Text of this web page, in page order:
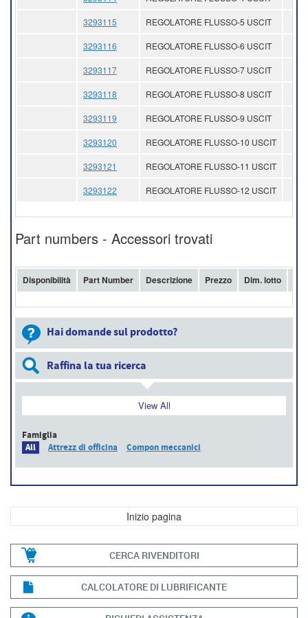
3293115 REGOLATORE FLUSSO-5 USCIT
3293116 REGOLATORE FLUSSO-6 USCIT
3293117 REGOLATORE FLUSSO-7 USCIT
3293118 REGOLATORE FLUSSO-8 USCIT
3293119 REGOLATORE FLUSSO-9 USCIT
3293120 REGOLATORE FLUSSO-10 USCIT
3293121 REGOLATORE FLUSSO-11 USCIT
3293122 REGOLATORE FLUSSO-12 USCIT
Part numbers - Accessori trovati
Disponibilità Part Number Descrizione Prezzo Dim. lotto
Hai domande sul prodotto?
Raffina la tua ricerca
View All
Famiglia
All
Attrezz di officina Compon meccanici
Inizio pagina
CERCA RIVENDITORI
CALCOLATORE DI LUBRIFICANTE